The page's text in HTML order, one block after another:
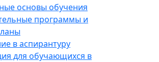
основы обучения
программы и
в аспирантуру
для обучающихся в